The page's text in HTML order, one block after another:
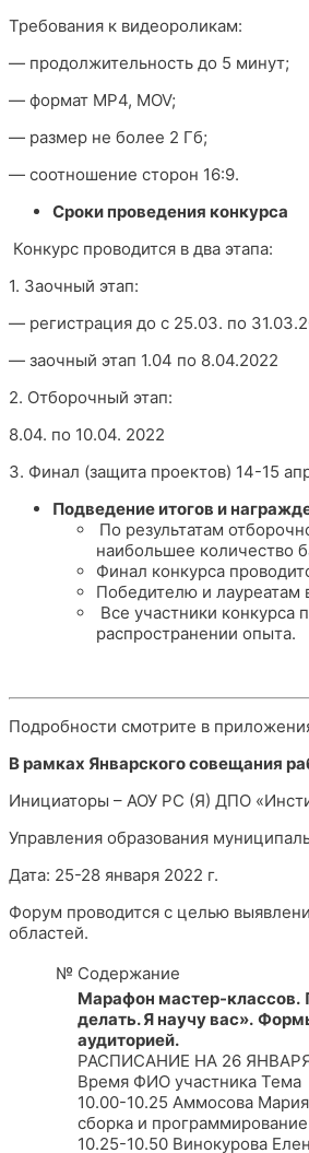
Требования к видеороликам:
— продолжительность до 5 минут;
— формат MP4, MOV;
— размер не более 2 Гб;
— соотношение сторон 16:9.
Сроки проведения конкурса
Конкурс проводится в два этапа:
1. Заочный этап:
— регистрация до с 25.03. по
— заочный этап 1.04 по 8.04.2022
2. Отборочный этап:
8.04. по 10.04. 2022
3. Финал (защита проектов) 14-15
Подведение итогов и
По результатам
наибольшее количество
Финал конкурса
Победителю и лауреатам
Все участники конкурса
распространении опыта.
Подробности смотрите в
В рамках Январского совещания
Инициаторы – АОУ РС (Я) ДПО
Управления образования
Дата: 25-28 января 2022 г.
Форум проводится с целью
областей.
№ Содержание
Марафон мастер-классов.
делать. Я научу вас».
аудиторией.
РАСПИСАНИЕ НА 26
Время ФИО участника Тема
10.00-10.25 Аммосова
сборка и
10.25-10.50 Винокурова